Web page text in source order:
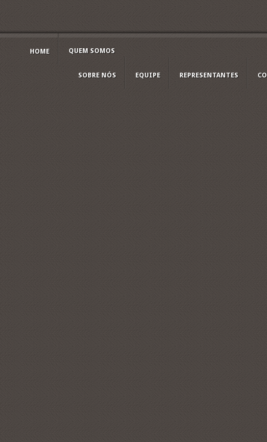
HOME QUEM SOMOS
SOBRE NÓS EQUIPE REPRESENTANTES